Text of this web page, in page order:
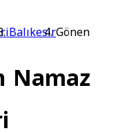
BalıkesirGönen
Namaz